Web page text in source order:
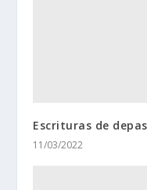
Escrituras de
11/03/2022